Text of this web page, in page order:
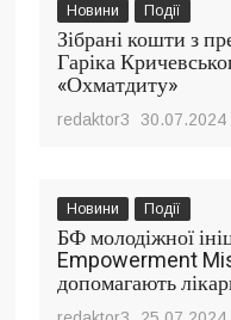
Новини Події
Зібрані кошти з
Гаріка
«Охматдиту»
redaktor3 30.07.2024
Новини Події
БФ молодіжної
Empowerment
допомагають